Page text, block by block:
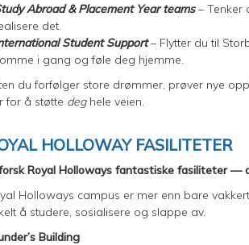
Abroad & Placement Year teams – Tenker
det.
Student Support– Flytter du til
i gang og føle deg hjemme.
du forfølger store drømmer, prøver nye
for å støtte deg hele veien.
HOLLOWAY FASILITETER
Royal Holloways fantastiske fasiliteter —
Holloways campus er mer enn bare
å studere, sosialisere og slappe av.
Building